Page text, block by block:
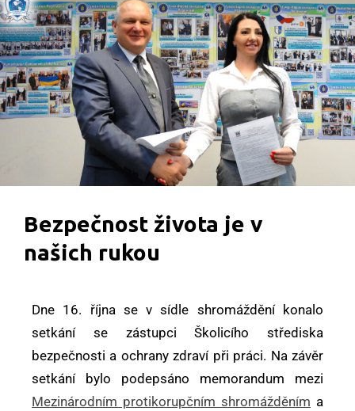
Bezpečnost života je v
našich rukou
Dne 16. října se v sídle shromáždění konalo
setkání se zástupci Školicího střediska
bezpečnosti a ochrany zdraví při práci. Na závěr
setkání bylo podepsáno memorandum mezi
Mezinárodním protikorupčním shromážděním a